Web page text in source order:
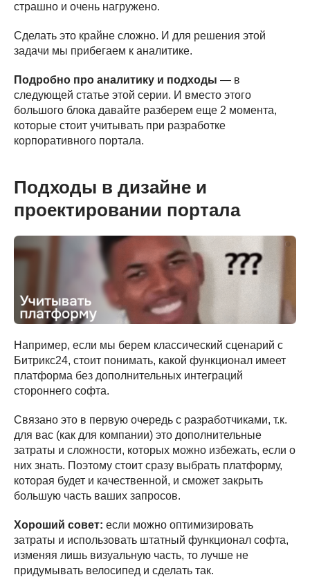
страшно и очень нагружено.
Сделать это крайне сложно. И для решения этой
задачи мы прибегаем к аналитике.
Подробно про аналитику и подходы — в
следующей статье этой серии. И вместо этого
большого блока давайте разберем еще 2 момента,
которые стоит учитывать при разработке
корпоративного портала.
Подходы в дизайне и
проектировании портала
Например, если мы берем классический сценарий с
Битрикс24, стоит понимать, какой функционал имеет
платформа без дополнительных интеграций
стороннего софта.
Связано это в первую очередь с разработчиками, т.к.
для вас (как для компании) это дополнительные
затраты и сложности, которых можно избежать, если о
них знать. Поэтому стоит сразу выбрать платформу,
которая будет и качественной, и сможет закрыть
большую часть ваших запросов.
Хороший совет: если можно оптимизировать
затраты и использовать штатный функционал софта,
изменяя лишь визуальную часть, то лучше не
придумывать велосипед и сделать так.